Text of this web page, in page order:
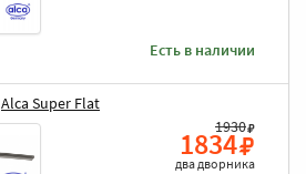
Есть в наличии
Alca Super Flat
1930
1834
два дворника